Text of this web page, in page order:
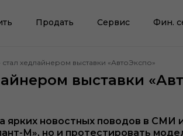
Продать Сервис Фин.
стал хедлайнером выставки «АвтоЭкспо»
выставки
ярких новостных поводов в
М», но и протестировать